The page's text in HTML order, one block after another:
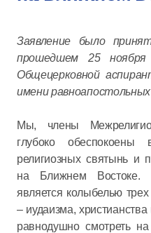
Заявление было
прошедшем 25
Общецерковной
имени
Мы, члены
глубоко обеспокоены
религиозных святынь и
на Ближнем Востоке.
является колыбелью
– иудаизма,
равнодушно смотреть